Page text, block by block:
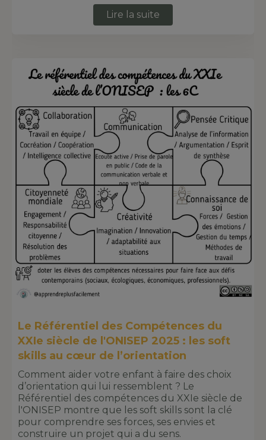
Lire la suite
Le Référentiel des Compétences du
XXIe siècle de l'ONISEP 2025 : les soft
skills au cœur de l’orientation
Comment aider votre enfant à faire des choix
d’orientation qui lui ressemblent ? Le
Référentiel des compétences du XXIe siècle de
l'ONISEP montre que les soft skills sont la clé
pour comprendre ses forces, ses envies et
construire un projet qui a du sens.